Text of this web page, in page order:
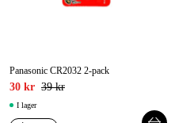
Panasonic CR2032 2-pack
30 kr 39 kr
I lager